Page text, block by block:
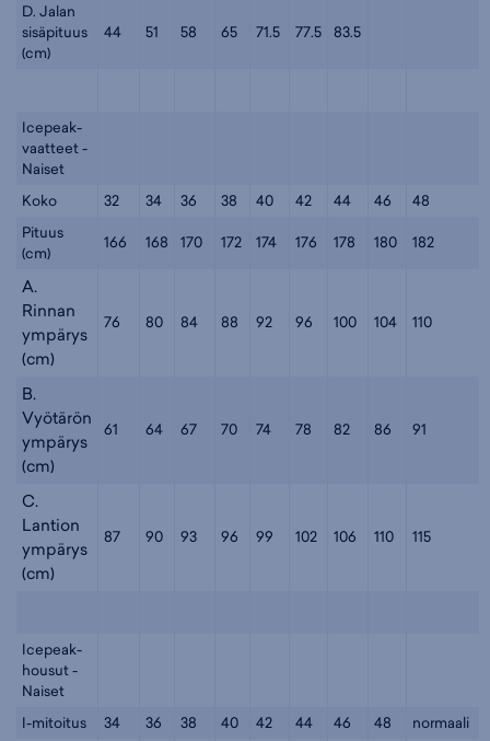
D. Jalan
sisäpituus
(cm)
44 51 58 65 71.5 77.5 83.5
Icepeak-
vaatteet -
Naiset
Koko
32 34 36 38 40 42 44 46
48
Pituus
(cm)
166 168 170 172 174 176 178 180 182
A.
Rinnan
ympärys
(cm)
76 80 84 88 92 96 100 104 110
B.
Vyötärön
ympärys
(cm)
61 64 67 70 74 78 82 86 91
C.
Lantion
ympärys
(cm)
87 90 93 96 99 102 106 110 115
Icepeak-
housut -
Naiset
I-mitoitus
34 36 38 40 42 44 46 48 normaali